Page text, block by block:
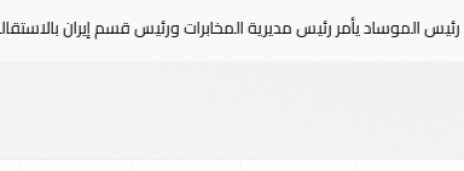
رئيس مديرية المخابرات ورئيس قسم إيران بالاستقالة